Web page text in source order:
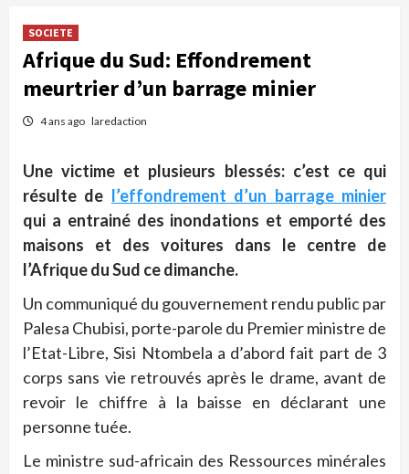
SOCIETE
Afrique du Sud: Effondrement
meurtrier d’un barrage minier
4 ans ago laredaction
Une victime et plusieurs blessés: c’est ce qui
résulte de l’effondrement d’un barrage minier
qui a entrainé des inondations et emporté des
maisons et des voitures dans le centre de
l’Afrique du Sud ce dimanche.
Un communiqué du gouvernement rendu public par
Palesa Chubisi, porte-parole du Premier ministre de
l’Etat-Libre, Sisi Ntombela a d’abord fait part de 3
corps sans vie retrouvés après le drame, avant de
revoir le chiffre à la baisse en déclarant une
personne tuée.
Le ministre sud-africain des Ressources minérales